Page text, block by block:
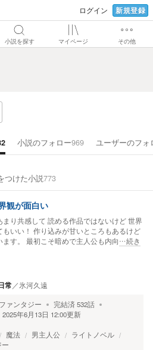
ログイン 新規登録
小説を探す マイページ その他
小説のフォロー969 ユーザーのフォ
つけた小説773
観が面白い
り共感して 読める作品ではないけど 世界
いい！ 作り込みが甘いところもあるけど
す。 最初こそ暗めで主人公も内向…続き
常 ／氷河久遠
ァンタジー 完結済532話
2025年6月13日 12:00更新
魔法 男主人公
ライトノベル